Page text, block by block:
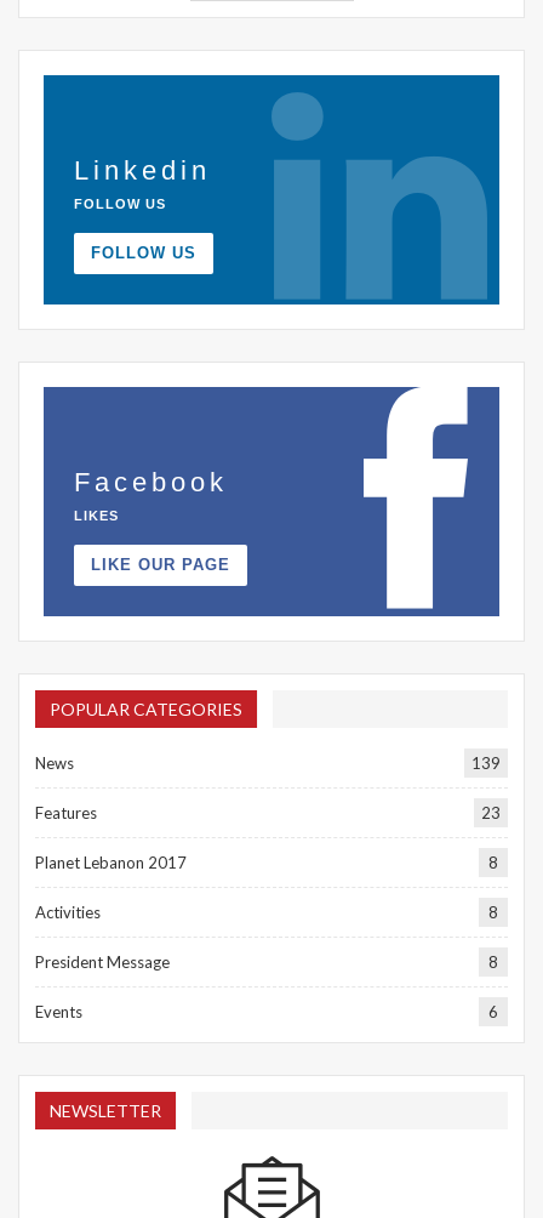
Linkedin
FOLLOW US
FOLLOW US
Facebook
LIKES
LIKE OUR PAGE
POPULAR CATEGORIES
News 139
Features 23
Planet Lebanon 2017 8
Activities 8
President Message 8
Events 6
NEWSLETTER